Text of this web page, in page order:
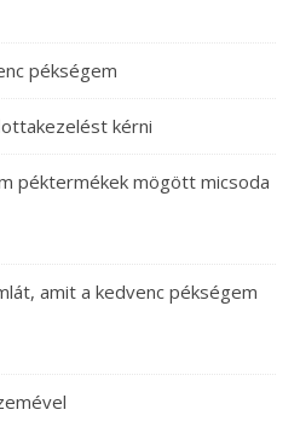
pékségem
kérni
péktermékek mögött micsoda
amit a kedvenc pékségem